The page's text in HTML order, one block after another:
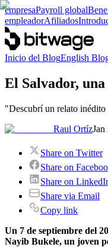
empresaPayroll global
empleadorAfiliados
Inicio del BlogEnglish
El Salvador,
"Descubrí un relato inédito
Raul OrtízJan
Share on Twitter
Share on
Share on
Share via Email
Copy link
Un 7 de septiembre del
Nayib Bukele, un joven